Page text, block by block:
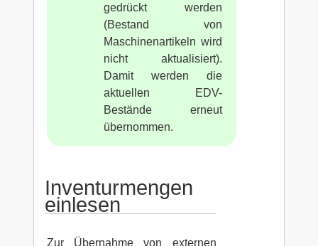
gedrückt werden
(Bestand von
Maschinenartikeln wird
nicht aktualisiert).
Damit werden die
aktuellen EDV-
Bestände erneut
übernommen.
Inventurmengen
einlesen
Zur Übernahme von externen